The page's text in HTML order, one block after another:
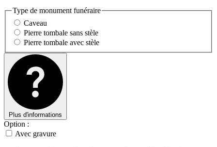
Type de monument funéraire
Caveau
Pierre tombale sans stèle
Pierre tombale avec stèle
Plus d'informations
Option :
Avec gravure